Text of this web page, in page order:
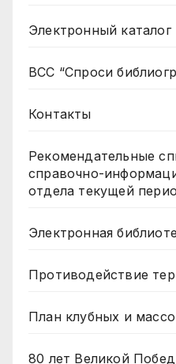
Электронный каталог
ВСС “Спроси
Контакты
Рекомендательные
справочно-
отдела текущей
Электронная
Противодействие
План клубных и
80 лет Великой